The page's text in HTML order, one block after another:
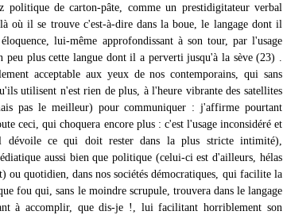
politique de carton-pâte, comme un prestidigitateur verbal
où il se trouve c'est-à-dire dans la boue, le langage dont il
lui-même approfondissant à son tour, par l'usage
plus cette langue dont il a perverti jusqu'à la sève (23) .
acceptable aux yeux de nos contemporains, qui sans
utilisent n'est rien de plus, à l'heure vibrante des satellites
pas le meilleur) pour communiquer : j'affirme pourtant
ceci, qui choquera encore plus : c'est l'usage inconsidéré et
dévoile ce qui doit rester dans la plus stricte intimité),
aussi bien que politique (celui-ci est d'ailleurs, hélas
ou quotidien, dans nos sociétés démocratiques, qui facilite la
fou qui, sans le moindre scrupule, trouvera dans le langage
à accomplir, que dis-je !, lui facilitant horriblement son